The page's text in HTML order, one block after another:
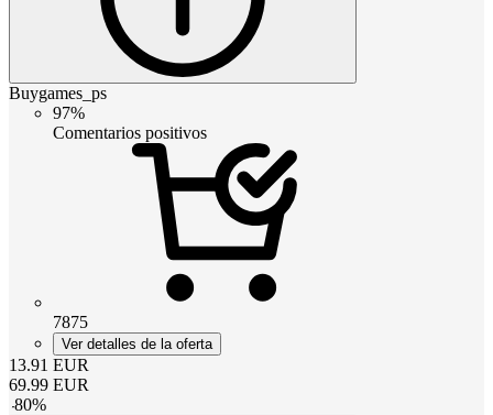
Buygames_ps
97%
Comentarios positivos
7875
Ver detalles de la oferta
13.91 EUR
69.99 EUR
-80%